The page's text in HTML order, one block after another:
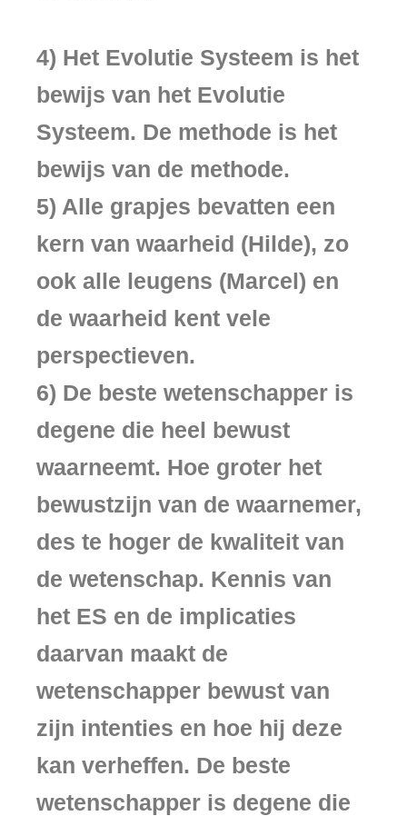
4) Het Evolutie Systeem is het
bewijs van het Evolutie
Systeem. De methode is het
bewijs van de methode.
5) Alle grapjes bevatten een
kern van waarheid (Hilde), zo
ook alle leugens (Marcel) en
de waarheid kent vele
perspectieven.
6) De beste wetenschapper is
degene die heel bewust
waarneemt. Hoe groter het
bewustzijn van de waarnemer,
des te hoger de kwaliteit van
de wetenschap. Kennis van
het ES en de implicaties
daarvan maakt de
wetenschapper bewust van
zijn intenties en hoe hij deze
kan verheffen. De beste
wetenschapper is degene die